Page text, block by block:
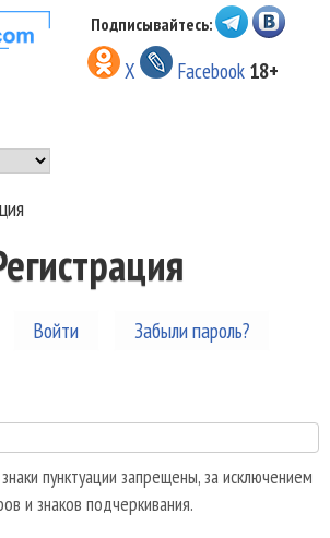
Перейти к основному
содержанию
Подписывайтесь:
X Facebook 18+
вкладка)
Войти Забыли пароль?
пунктуации запрещены, за исключением
и знаков подчеркивания.